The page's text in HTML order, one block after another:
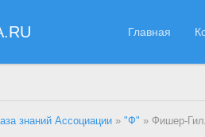
Главная
знаний Ассоциации »"Ф" » Фишер-